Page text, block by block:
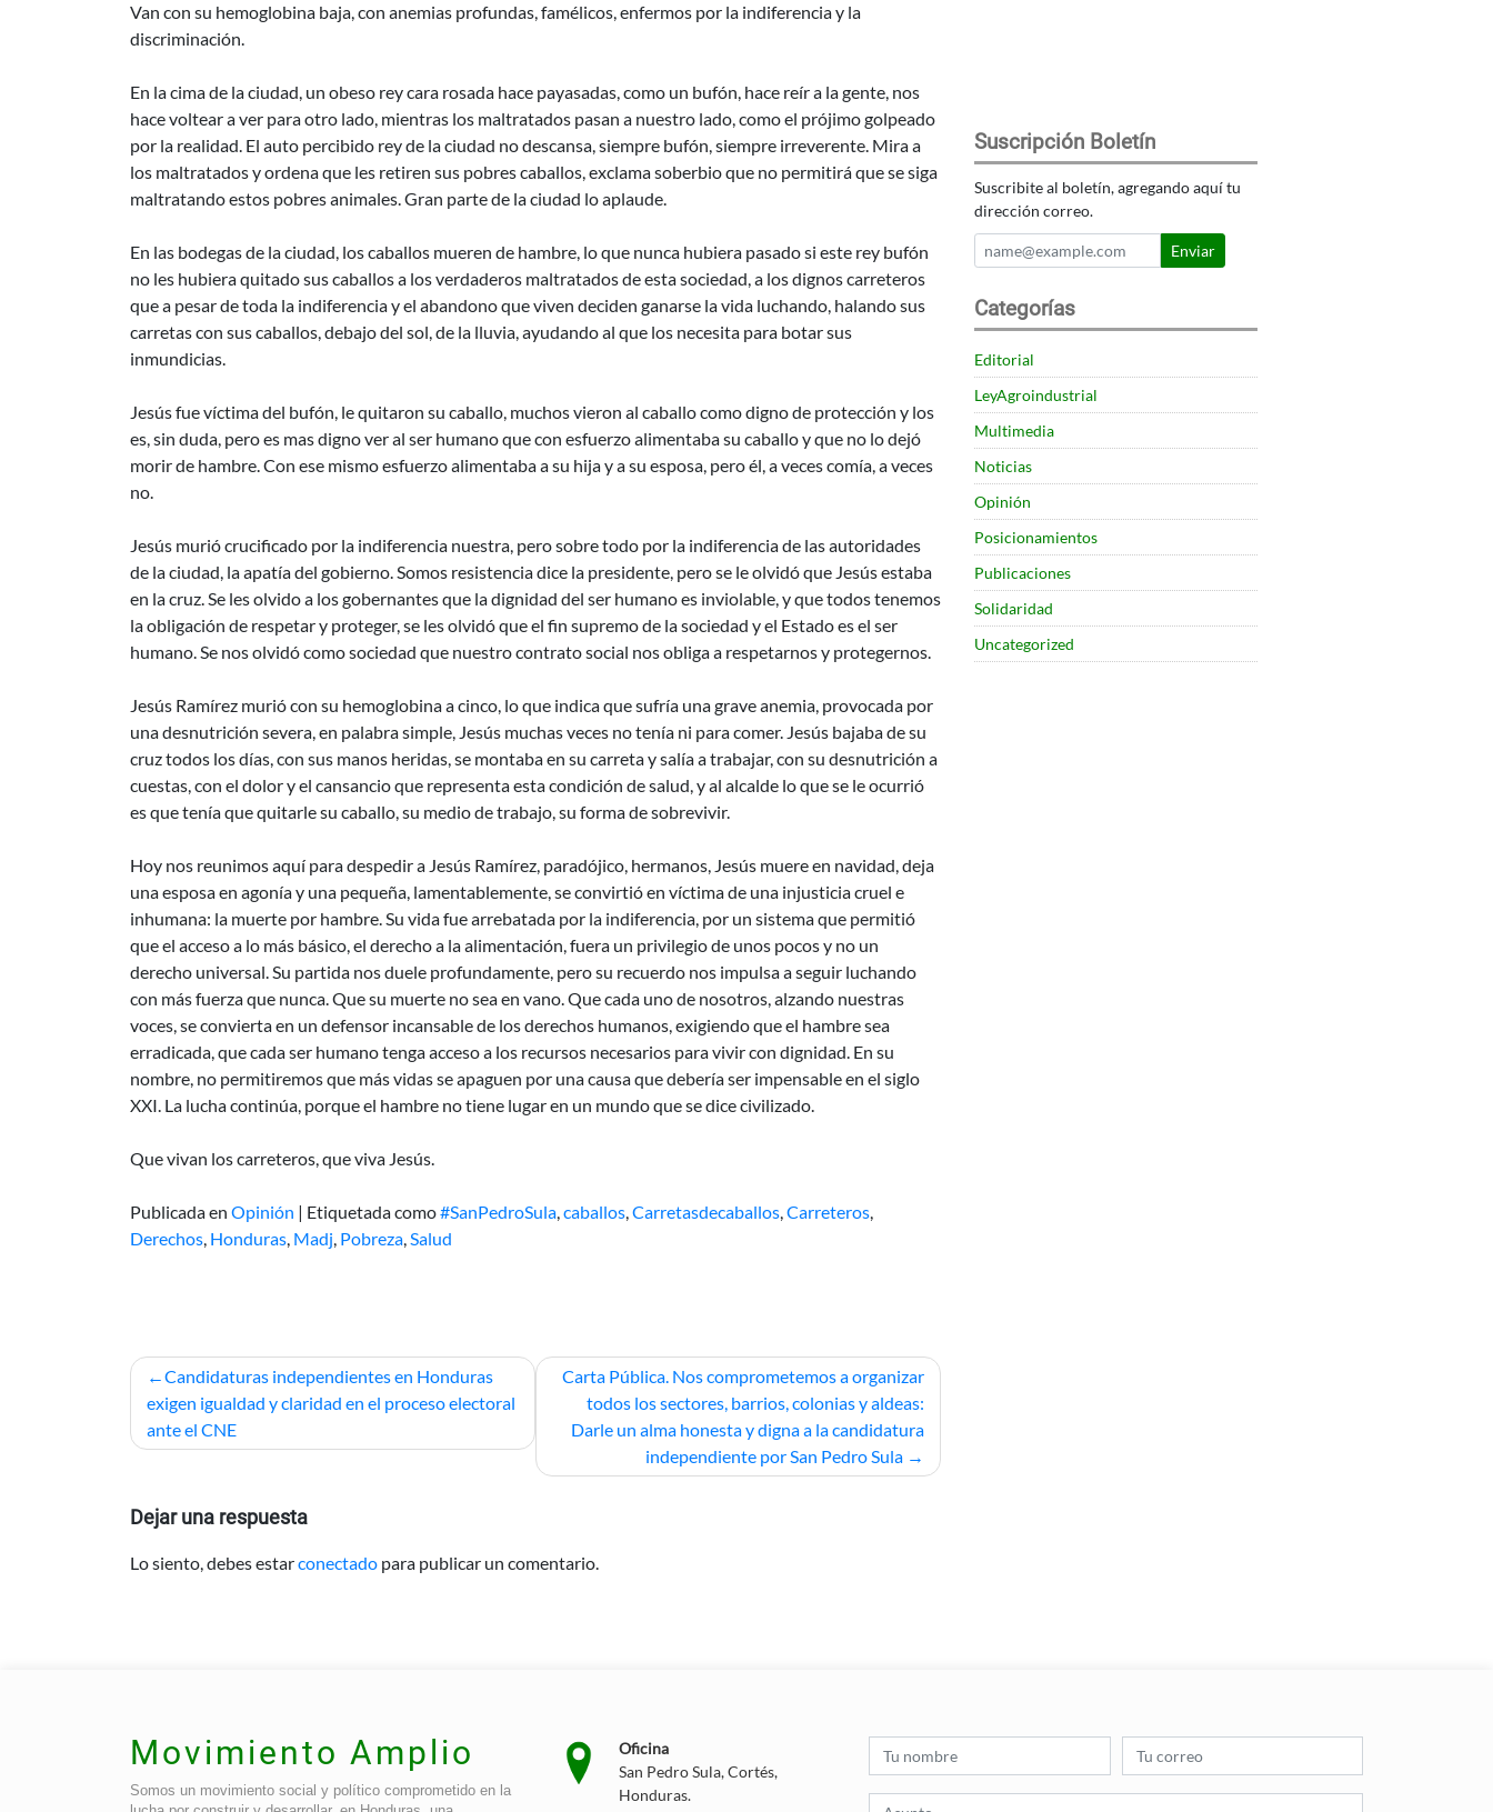
Van con su hemoglobina baja, con anemias profundas, famélicos, enfermos por la indiferencia y la
discriminación.
En la cima de la ciudad, un obeso rey cara rosada hace payasadas, como un bufón, hace reír a la gente, nos
hace voltear a ver para otro lado, mientras los maltratados pasan a nuestro lado, como el prójimo golpeado
por la realidad. El auto percibido rey de la ciudad no descansa, siempre bufón, siempre irreverente. Mira a
los maltratados y ordena que les retiren sus pobres caballos, exclama soberbio que no permitirá que se siga
maltratando estos pobres animales. Gran parte de la ciudad lo aplaude.
En las bodegas de la ciudad, los caballos mueren de hambre, lo que nunca hubiera pasado si este rey bufón
no les hubiera quitado sus caballos a los verdaderos maltratados de esta sociedad, a los dignos carreteros
que a pesar de toda la indiferencia y el abandono que viven deciden ganarse la vida luchando, halando sus
carretas con sus caballos, debajo del sol, de la lluvia, ayudando al que los necesita para botar sus
inmundicias.
Jesús fue víctima del bufón, le quitaron su caballo, muchos vieron al caballo como digno de protección y los
es, sin duda, pero es mas digno ver al ser humano que con esfuerzo alimentaba su caballo y que no lo dejó
morir de hambre. Con ese mismo esfuerzo alimentaba a su hija y a su esposa, pero él, a veces comía, a veces
no.
Jesús murió crucificado por la indiferencia nuestra, pero sobre todo por la indiferencia de las autoridades
de la ciudad, la apatía del gobierno. Somos resistencia dice la presidente, pero se le olvidó que Jesús estaba
en la cruz. Se les olvido a los gobernantes que la dignidad del ser humano es inviolable, y que todos tenemos
la obligación de respetar y proteger, se les olvidó que el fin supremo de la sociedad y el Estado es el ser
humano. Se nos olvidó como sociedad que nuestro contrato social nos obliga a respetarnos y protegernos.
Jesús Ramírez murió con su hemoglobina a cinco, lo que indica que sufría una grave anemia, provocada por
una desnutrición severa, en palabra simple, Jesús muchas veces no tenía ni para comer. Jesús bajaba de su
cruz todos los días, con sus manos heridas, se montaba en su carreta y salía a trabajar, con su desnutrición a
cuestas, con el dolor y el cansancio que representa esta condición de salud, y al alcalde lo que se le ocurrió
es que tenía que quitarle su caballo, su medio de trabajo, su forma de sobrevivir.
Hoy nos reunimos aquí para despedir a Jesús Ramírez, paradójico, hermanos, Jesús muere en navidad, deja
una esposa en agonía y una pequeña, lamentablemente, se convirtió en víctima de una injusticia cruel e
inhumana: la muerte por hambre. Su vida fue arrebatada por la indiferencia, por un sistema que permitió
que el acceso a lo más básico, el derecho a la alimentación, fuera un privilegio de unos pocos y no un
derecho universal. Su partida nos duele profundamente, pero su recuerdo nos impulsa a seguir luchando
con más fuerza que nunca. Que su muerte no sea en vano. Que cada uno de nosotros, alzando nuestras
voces, se convierta en un defensor incansable de los derechos humanos, exigiendo que el hambre sea
erradicada, que cada ser humano tenga acceso a los recursos necesarios para vivir con dignidad. En su
nombre, no permitiremos que más vidas se apaguen por una causa que debería ser impensable en el siglo
XXI. La lucha continúa, porque el hambre no tiene lugar en un mundo que se dice civilizado.
Que vivan los carreteros, que viva Jesús.
Publicada en Opinión | Etiquetada como#SanPedroSula,caballos,Carretasdecaballos,Carreteros,
Derechos, Honduras, Madj, Pobreza,Salud
Navegación
de
entradas
Candidaturas independientes en Honduras
exigen igualdad y claridad en el proceso electoral
ante el CNE
Carta Pública. Nos comprometemos a organizar
todos los sectores, barrios, colonias y aldeas:
Darle un alma honesta y digna a la candidatura
independiente por San Pedro Sula
Dejar una respuesta
Lo siento, debes estarconectado para publicar un comentario.
Suscripción Boletín
Suscribite al boletín, agregando aquí tu
dirección correo.
Enviar
Categorías
Editorial
LeyAgroindustrial
Multimedia
Noticias
Opinión
Posicionamientos
Publicaciones
Solidaridad
Uncategorized
Movimiento Amplio
Somos un movimiento social y político comprometido en la
Oficina
San Pedro Sula, Cortés,
Honduras.